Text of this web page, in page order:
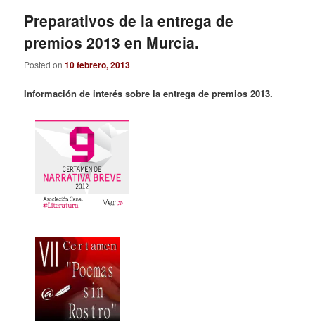
Preparativos de la entrega de
premios 2013 en Murcia.
Posted on10 febrero, 2013
Información de interés sobre la entrega de premios 2013.